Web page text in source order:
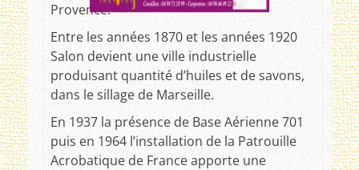
Provence.
Entre les années 1870 et les années 1920
Salon devient une ville industrielle
produisant quantité d’huiles et de savons,
dans le sillage de Marseille.
En 1937 la présence de Base Aérienne 701
puis en 1964 l’installation de la Patrouille
Acrobatique de France apporte une